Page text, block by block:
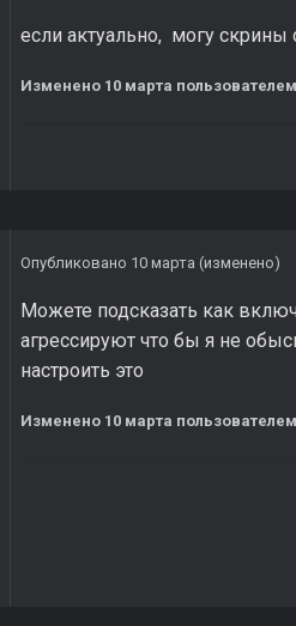
если актуально, могу скрины
Изменено 10 марта
Опубликовано 10 марта (изменено)
Можете подсказать как
агрессируют что бы я не
настроить это
Изменено 10 марта